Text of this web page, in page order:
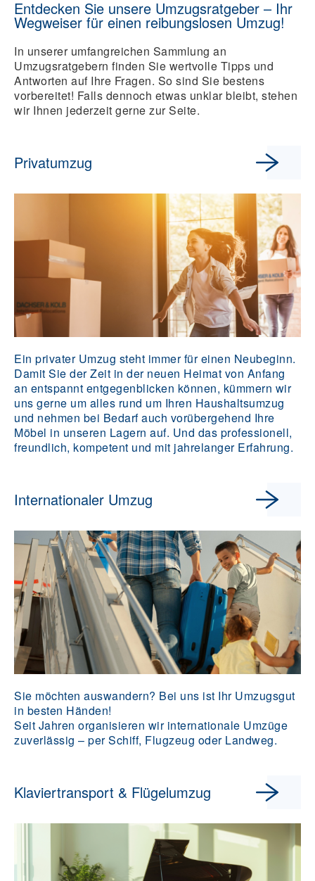
Entdecken Sie unsere Umzugsratgeber – Ihr
Wegweiser für einen reibungslosen Umzug!
In unserer umfangreichen Sammlung an
Umzugsratgebern finden Sie wertvolle Tipps und
Antworten auf Ihre Fragen. So sind Sie bestens
vorbereitet! Falls dennoch etwas unklar bleibt, stehen
wir Ihnen jederzeit gerne zur Seite.
Privatumzug
Ein privater Umzug steht immer für einen Neubeginn.
Damit Sie der Zeit in der neuen Heimat von Anfang
an entspannt entgegenblicken können, kümmern wir
uns gerne um alles rund um Ihren Haushaltsumzug
und nehmen bei Bedarf auch vorübergehend Ihre
Möbel in unseren Lagern auf. Und das professionell,
freundlich, kompetent und mit jahrelanger Erfahrung.
Internationaler Umzug
Sie möchten auswandern? Bei uns ist Ihr Umzugsgut
in besten Händen!
Seit Jahren organisieren wir internationale Umzüge
zuverlässig – per Schiff, Flugzeug oder Landweg.
Klaviertransport & Flügelumzug